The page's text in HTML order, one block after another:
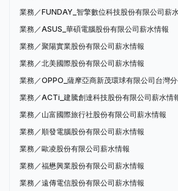
業務／FUNDAY_智擎數位科技股份有限公司薪
業務／ASUS_華碩電腦股份有限公司薪水情報
業務／聚陽實業股份有限公司薪水情報
業務／北美國際股份有限公司薪水情報
業務／OPPO_薩摩亞商新茂環球有限公司台灣
業務／ACTi_建騰創達科技股份有限公司薪水情
業務／山富國際旅行社股份有限公司薪水情報
業務／順發電腦股份有限公司薪水情報
業務／歐凌股份有限公司薪水情報
業務／福懋興業股份有限公司薪水情報
業務／遠傳電信股份有限公司薪水情報